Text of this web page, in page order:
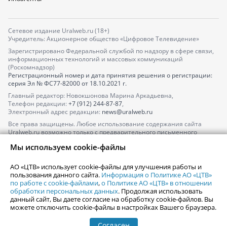
Сетевое издание Uralweb.ru (18+)
Учредитель: Акционерное общество «Цифровое Телевидение»
Зарегистрировано Федеральной службой по надзору в сфере связи,
информационных технологий и массовых коммуникаций
(Роскомнадзор)
Регистрационный номер и дата принятия решения о регистрации:
серия Эл № ФС77-82000от 18.10.2021 г.
Главный редактор: Новокшонова Марина Аркадьевна,
Телефон редакции: +7 (912) 244-87-87,
Электронный адрес редакции: news@uralweb.ru
Все права защищены. Любое использование содержания сайта
Uralweb.ru возможно только с предварительного письменного
По вопросам размещения рекламы обращайтесь по тел.
По вопросам размещения информации в разделе «Афиша»
afisha@uralweb.ru
Пользовательское соглашение на использование сайта
Политика АО «ЦТВ» в отношении обработки персональных данных
Мы используем cookie-файлы
АО «ЦТВ» использует cookie-файлы для улучшения работы и
пользования данного сайта. Информация о Политике АО «ЦТВ»
по работе с cookie-файлами,о Политике АО «ЦТВ» в отношении
обработки персональных данных. Продолжая использовать
данный сайт, Вы даете согласие на обработку cookie-файлов. Вы
можете отключить cookie-файлы в настройках Вашего браузера.